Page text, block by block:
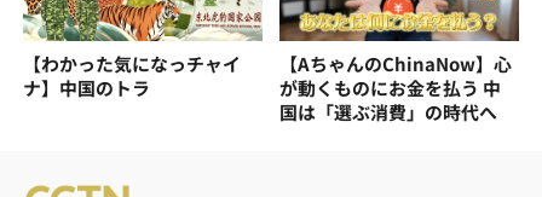
【わかった気になっチャイ
ナ】中国のトラ
【AちゃんのChinaNow】心
が動くものにお金を払う 中
国は「選ぶ消費」の時代へ